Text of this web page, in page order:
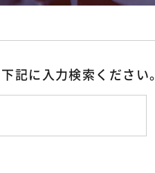
下記に入力検索ください。